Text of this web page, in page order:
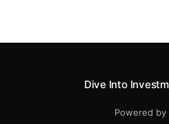
Dive Into
Powered by